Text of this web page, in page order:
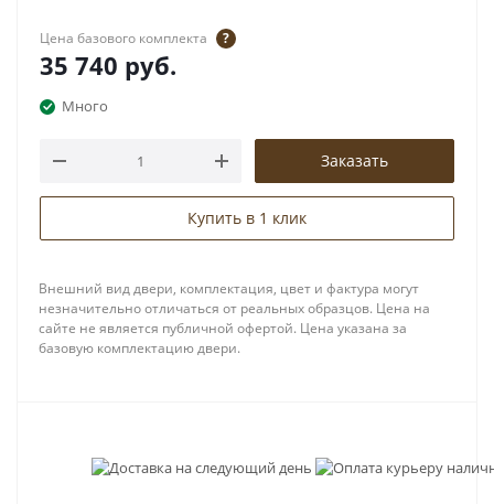
Цена базового комплекта ?
35 740 руб.
Много
Заказать
Купить в 1 клик
Внешний вид двери, комплектация, цвет и фактура могут
незначительно отличаться от реальных образцов. Цена на
сайте не является публичной офертой. Цена указана за
базовую комплектацию двери.